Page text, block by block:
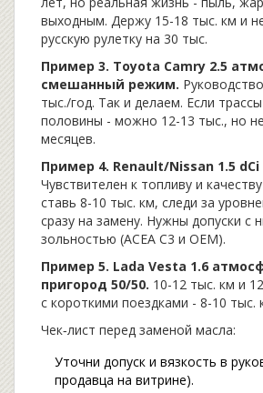
выходным. Держу 15-18 тыс. км и
русскую рулетку на 30 тыс.
Пример 3. Toyota Camry 2.5
смешанный режим.
тыс./год. Так и делаем. Если
половины - можно 12-13 тыс., но
месяцев.
Пример 4. Renault/Nissan 1.5 dCi
Чувствителен к топливу и
ставь 8-10 тыс. км, следи за
сразу на замену. Нужны допуски с
зольностью (ACEA C3 и OEM).
Пример 5. Lada Vesta 1.6
пригород 50/50. 10-12 тыс. км и
с короткими поездками - 8-10 тыс.
Чек‑лист перед заменой масла:
Уточни допуск и вязкость в
продавца на витрине).